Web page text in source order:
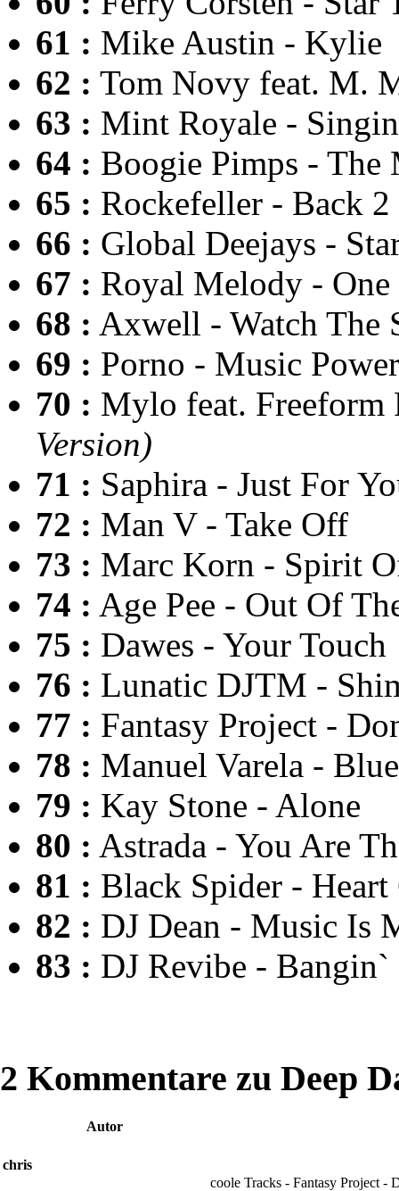
61 : Mike Austin - Kylie
62 : Tom Novy feat. M.
63 : Mint Royale -
64 : Boogie Pimps - The
65 : Rockefeller - Back
66 : Global Deejays -
67 : Royal Melody -
68 : Axwell - Watch The
69 : Porno - Music Power
70 : Mylo feat.
Version)
71 : Saphira - Just For
72 : Man V - Take Off
73 : Marc Korn - Spirit
74 : Age Pee - Out Of
75 : Dawes - Your Touch
76 : Lunatic DJTM -
77 : Fantasy Project -
78 : Manuel Varela -
79 : Kay Stone - Alone
80 : Astrada - You Are
81 : Black Spider - Heart
82 : DJ Dean - Music Is
83 : DJ Revibe - Bangin`
2 Kommentare zu Deep
Autor
chris
coole Tracks - Fantasy Project